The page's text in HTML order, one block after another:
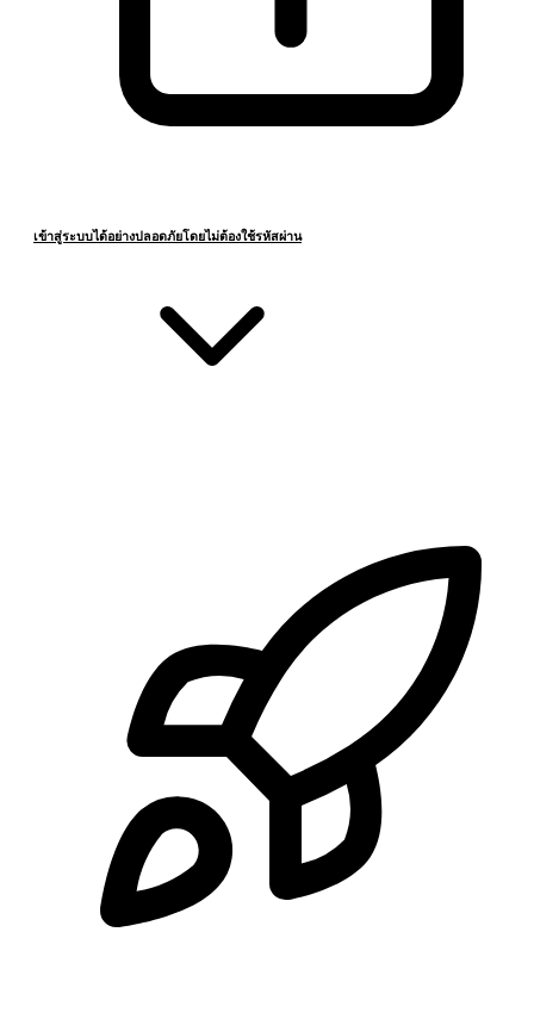
เข้าสู่ระบบได้อย่างปลอดภัยโดยไม่ต้องใช้รหัสผ่าน